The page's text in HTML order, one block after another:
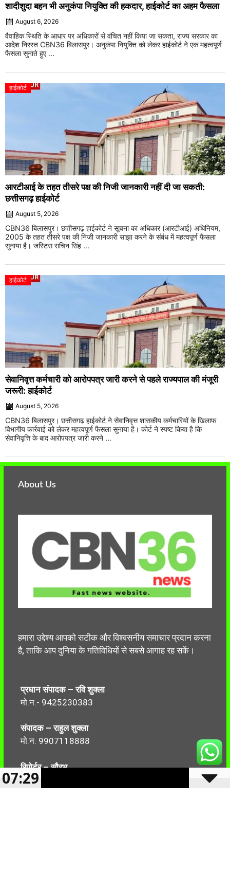
शादीशुदा बहन भी अनुकंपा नियुक्ति की हकदार, हाईकोर्ट का अहम फैसला
August 6, 2026
वैवाहिक स्थिति के आधार पर अधिकारों से वंचित नहीं किया जा सकता, राज्य सरकार का
आदेश निरस्त CBN36 बिलासपुर। अनुकंपा नियुक्ति को लेकर हाईकोर्ट ने एक महत्वपूर्ण
फैसला सुनाते हुए ...
हाईकोर्ट
आरटीआई के तहत तीसरे पक्ष की निजी जानकारी नहीं दी जा सकती:
छत्तीसगढ़ हाईकोर्ट
August 5, 2026
CBN36 बिलासपुर। छत्तीसगढ़ हाईकोर्ट ने सूचना का अधिकार (आरटीआई) अधिनियम,
2005 के तहत तीसरे पक्ष की निजी जानकारी साझा करने के संबंध में महत्वपूर्ण फैसला
सुनाया है। जस्टिस सचिन सिंह ...
हाईकोर्ट
सेवानिवृत्त कर्मचारी को आरोपपत्र जारी करने से पहले राज्यपाल की मंजूरी
जरूरी: हाईकोर्ट
August 5, 2026
CBN36 बिलासपुर। छत्तीसगढ़ हाईकोर्ट ने सेवानिवृत्त शासकीय कर्मचारियों के खिलाफ
विभागीय कार्रवाई को लेकर महत्वपूर्ण फैसला सुनाया है। कोर्ट ने स्पष्ट किया है कि
सेवानिवृत्ति के बाद आरोपपत्र जारी करने ...
About Us
हमारा उद्देश्य आपको सटीक और विश्वसनीय समाचार प्रदान करना
है, ताकि आप दुनिया के गतिविधियों से सबसे आगाह रह सकें।
प्रधान संपादक – रवि शुक्ला
मो.न.- 9425230383
संपादक – राहुल शुक्ला
मो.न. 9907118888
रिपोर्टर – सौरभ
मो.न.-7499999906
07:29